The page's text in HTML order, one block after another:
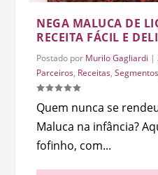
NEGA MALUCA DE
RECEITA FÁCIL E
Postado por Murilo Gagliardi |
Parceiros, Receitas,Segmentos
Quem nunca se
Maluca na infância?
fofinho, com...